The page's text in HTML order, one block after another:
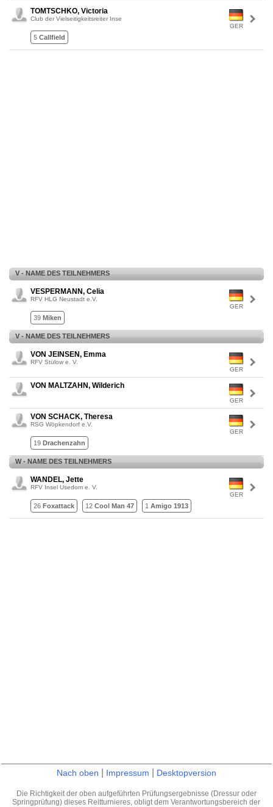
GER
TOMTSCHKO, Victoria
Club der Vielseitigkeitsreiter Inse
5 Callfield
V - NAME DES TEILNEHMERS
GER
VESPERMANN, Celia
RFV HLG Neustadt e.V.
39 Miken
V - NAME DES TEILNEHMERS
GER
VON JEINSEN, Emma
RFV Stülow e. V.
GER
VON MALTZAHN, Wilderich
GER
VON SCHACK, Theresa
RSG Wöpkendorf e.V.
19 Drachenzahn
W - NAME DES TEILNEHMERS
GER
WANDEL, Jette
RFV Insel Usedom e. V.
26 Foxattack 12 Cool Man 47 1 Amigo 1913
Nach oben Impressum Desktopversion
Die Richtigkeit der oben aufgeführten Prüfungsergebnisse (Dressur oder
Springprüfung) dieses Reitturnieres, obligt dem Verantwortungsbereich der